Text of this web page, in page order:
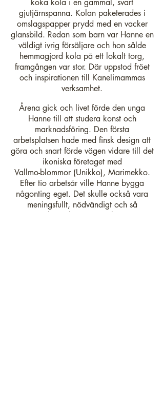
koka kola i en gammal, svart
gjutjärnspanna. Kolan paketerades i
omslagspapper prydd med en vacker
glansbild. Redan som barn var Hanne en
väldigt ivrig försäljare och hon sålde
hemmagjord kola på ett lokalt torg,
framgången var stor. Där uppstod fröet
och inspirationen till Kanelimammas
verksamhet.
Årena gick och livet förde den unga
Hanne till att studera konst och
marknadsföring. Den första
arbetsplatsen hade med finsk design att
göra och snart förde vägen vidare till det
ikoniska företaget med
Vallmo-blommor (Unikko), Marimekko.
Efter tio arbetsår ville Hanne bygga
någonting eget. Det skulle också vara
meningsfullt, nödvändigt och så
miljövänligt som möjligt.